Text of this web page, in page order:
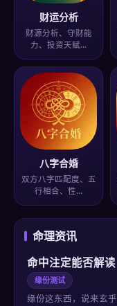
财运分析
财源分析、守财能
力、投资天赋…
八字合婚
双方八字匹配度、五
行相合、性…
命理资讯
命中注定能否解读
缘份测试
缘份这东西，说来玄